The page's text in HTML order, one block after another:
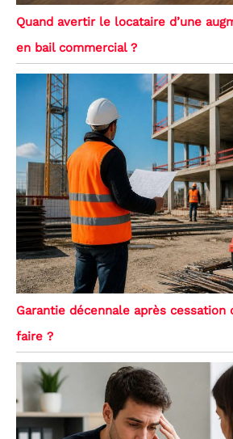
Quand avertir le locataire d’une
en bail commercial ?
Garantie décennale après cessation
faire ?